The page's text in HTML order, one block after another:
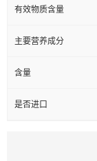
有效物质含量
主要营养成分
含量
是否进口